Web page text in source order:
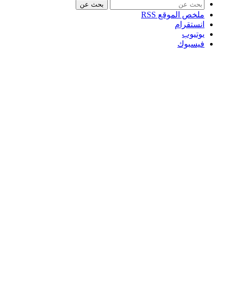
بحث عن
ملخص الموقع RSS
انستقرام
يوتيوب
فيسبوك